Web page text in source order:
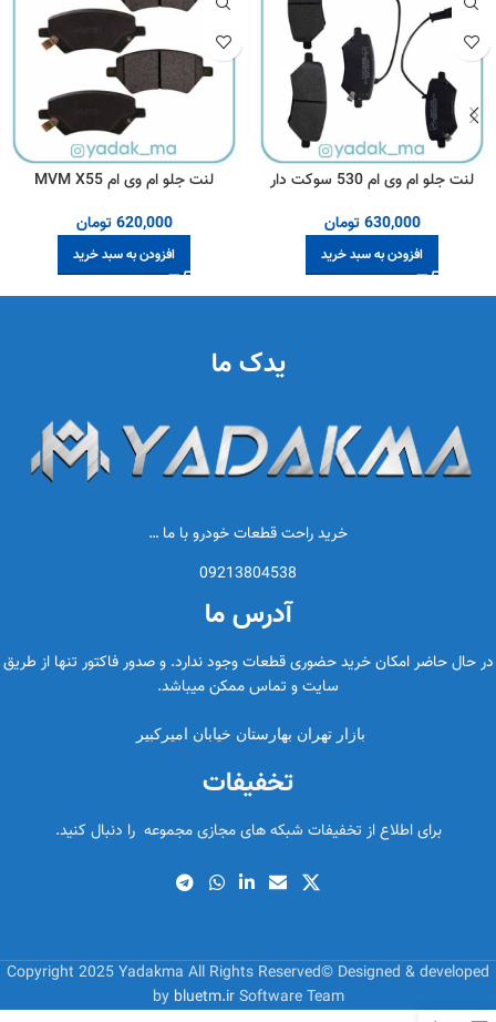
لنت جلو ام وی ام 530 سوکت دار
630,000 تومان
افزودن به سبد خرید
لنت جلو ام وی ام MVM X55
620,000 تومان
افزودن به سبد خرید
یدک ما
خرید راحت قطعات خودرو با ما …
09213804538
آدرس ما
در حال حاضر امکان خرید حضوری قطعات وجود ندارد. و صدور فاکتور تنها از طریق
سایت و تماس ممکن میباشد.
بازار تهران بهارستان خیابان امیرکبیر
تخفیفات
برای اطلاع از تخفیفات شبکه های مجازی مجموعه را دنبال کنید.
Copyright 2025 Yadakma All Rights Reserved© Designed & developed
by bluetm.irSoftware Team